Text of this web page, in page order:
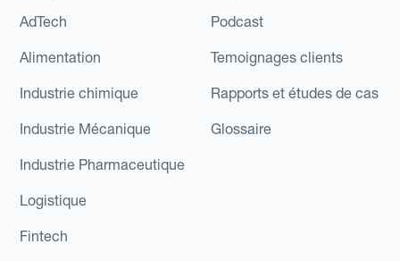
AdTech
Alimentation
Industrie chimique
Industrie Mécanique
Industrie Pharmaceutique
Logistique
Fintech
Podcast
Temoignages clients
Rapports et études de cas
Glossaire